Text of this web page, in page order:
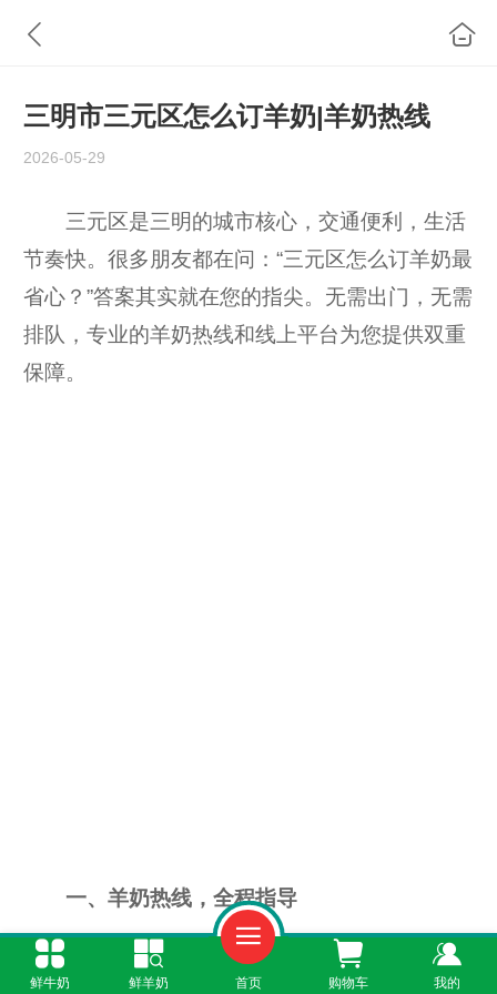
三明市三元区怎么订羊奶|羊奶热线
2026-05-29
三元区是三明的城市核心，交通便利，生活
节奏快。很多朋友都在问：“三元区怎么订羊奶最
省心？”答案其实就在您的指尖。无需出门，无需
排队，专业的羊奶热线和线上平台为您提供双重
保障。
一、羊奶热线，全程指导
如果您对订奶流程不熟悉，请拨打羊奶热
鲜牛奶 鲜羊奶 首页 购物车 我的